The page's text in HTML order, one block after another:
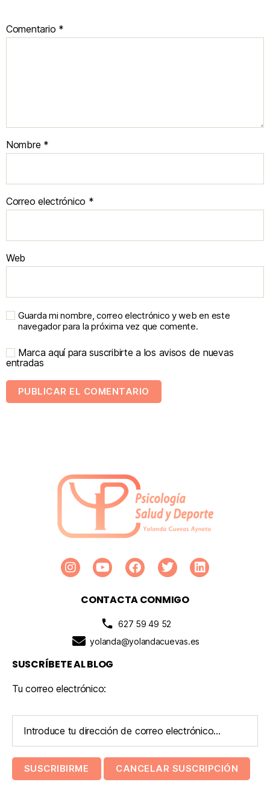
Comentario *
Nombre *
Correo electrónico *
Web
Guarda mi nombre, correo electrónico y web en este
navegador para la próxima vez que comente.
Marca aquí para suscribirte a los avisos de nuevas
entradas
CONTACTA CONMIGO
627 59 49 52
yolanda@yolandacuevas.es
SUSCRÍBETE AL BLOG
Tu correo electrónico: